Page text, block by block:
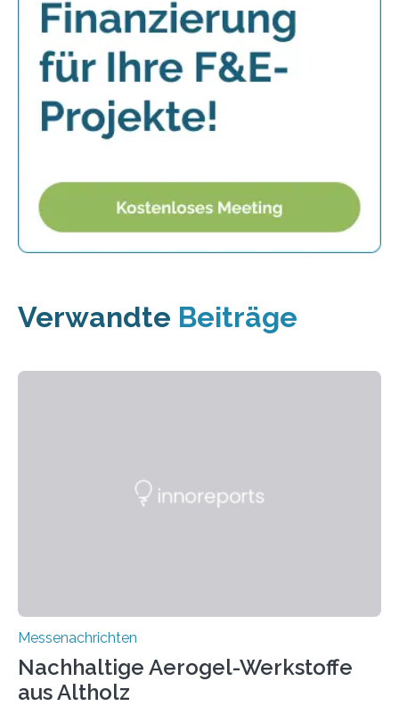
Verwandte Beiträge
Messenachrichten
Nachhaltige Aerogel-Werkstoffe
aus Altholz